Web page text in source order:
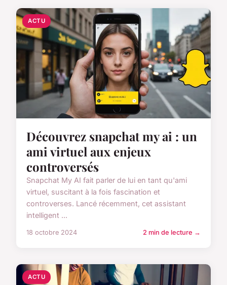
ACTU
Découvrez snapchat my ai : un
ami virtuel aux enjeux
controversés
Snapchat My AI fait parler de lui en tant qu'ami
virtuel, suscitant à la fois fascination et
controverses. Lancé récemment, cet assistant
intelligent ...
18 octobre 2024 2 min de lecture →
ACTU